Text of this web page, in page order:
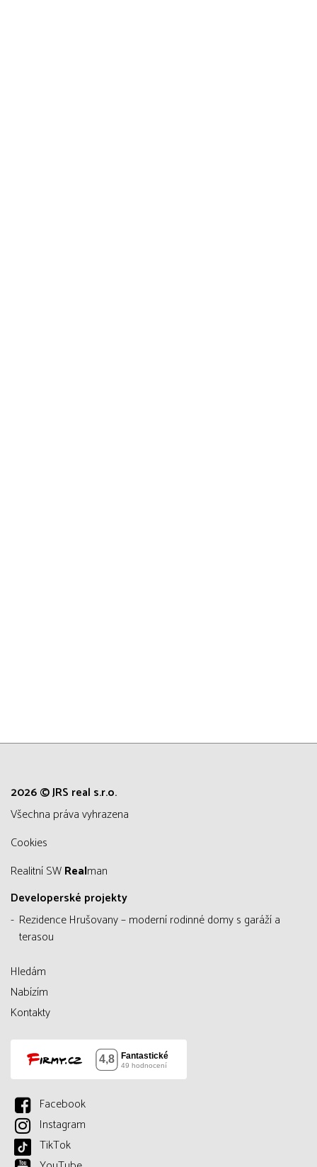
2026 © JRS real s.r.o.
všechna práva vyhrazena
Cookies
Realitní SWRealman
Developerské projekty
Rezidence Hrušovany – moderní rodinné domy s garáží a
terasou
Hledám
Nabízím
Kontakty
Facebook
Instagram
TikTok